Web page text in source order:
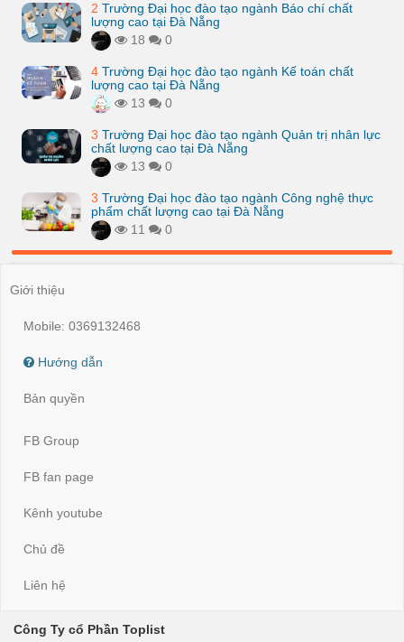
2 Trường Đại học đào tạo ngành Báo chí chất
lượng cao tại Đà Nẵng
18
0
4 Trường Đại học đào tạo ngành Kế toán chất
lượng cao tại Đà Nẵng
13
0
3 Trường Đại học đào tạo ngành Quản trị nhân lực
chất lượng cao tại Đà Nẵng
13
0
3 Trường Đại học đào tạo ngành Công nghệ thực
phẩm chất lượng cao tại Đà Nẵng
11
0
Giới thiệu
Mobile: 0369132468
Hướng dẫn
Bản quyền
FB Group
FB fan page
Kênh youtube
Chủ đề
Liên hệ
Công Ty cổ Phần Toplist